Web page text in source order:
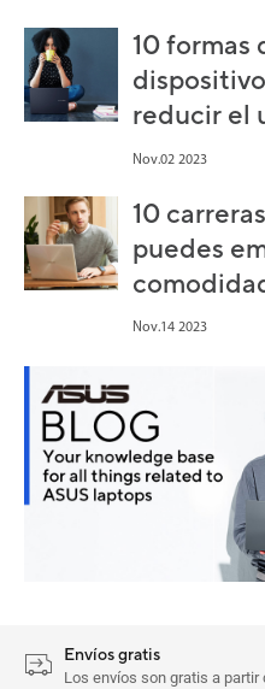
10 formas
reducir el
Nov.02 2023
10
puedes
Nov.14 2023
Envíos gratis
Los envíos son gratis a partir